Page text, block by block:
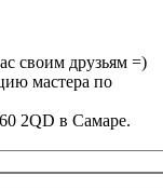
своим друзьям =)
мастера по
2QD в Самаре.